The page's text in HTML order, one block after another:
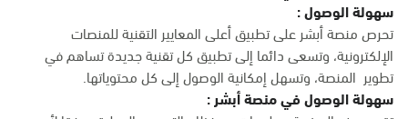
سهولة الوصول :
تحرص منصة أبشر على تطبيق أعلى المعايير التقنية للمنصات
الإلكترونية، وتسعى دائما إلى تطبيق كل تقنية جديدة تساهم في
تطوير المنصة، وتسهل إمكانية الوصول إلى كل محتوياتها.
سهولة الوصول في منصة أبشر :